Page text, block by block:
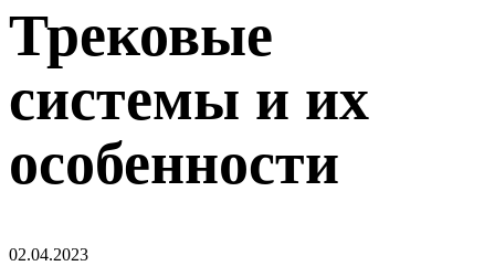
Трековые
системы и их
особенности
02.04.2023